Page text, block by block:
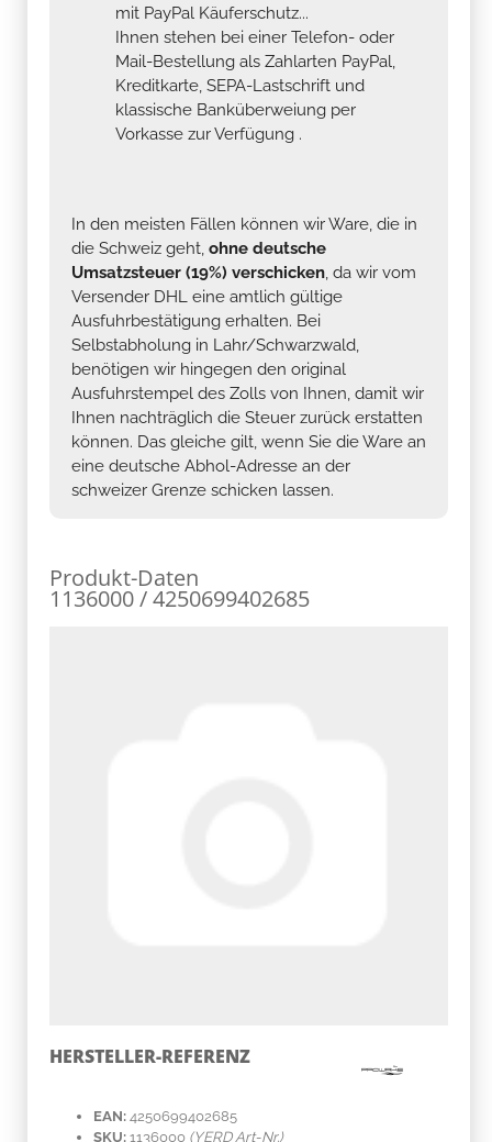
mit PayPal Käuferschutz...
Ihnen stehen bei einer Telefon- oder
Mail-Bestellung als Zahlarten PayPal,
Kreditkarte, SEPA-Lastschrift und
klassische Banküberweiung per
Vorkasse zur Verfügung .
In den meisten Fällen können wir Ware, die in
die Schweiz geht, ohne deutsche
Umsatzsteuer (19%) verschicken, da wir vom
Versender DHL eine amtlich gültige
Ausfuhrbestätigung erhalten. Bei
Selbstabholung in Lahr/Schwarzwald,
benötigen wir hingegen den original
Ausfuhrstempel des Zolls von Ihnen, damit wir
Ihnen nachträglich die Steuer zurück erstatten
können. Das gleiche gilt, wenn Sie die Ware an
eine deutsche Abhol-Adresse an der
schweizer Grenze schicken lassen.
Produkt-Daten
1136000 / 4250699402685
HERSTELLER-REFERENZ
EAN: 4250699402685
SKU: 1136000 (YERD Art-Nr.)